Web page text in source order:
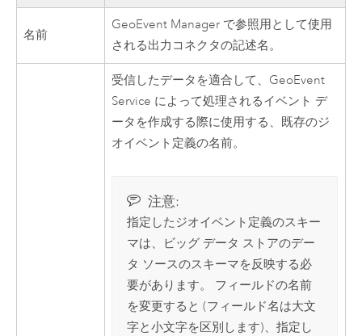
名前
GeoEvent Manager で参照用として使用
される出力コネクタの記述名。
受信したデータを適合して、GeoEvent
Service によって処理されるイベント デ
ータを作成する際に使用する、既存のジ
オイベント定義の名前。
注意:
指定したジオイベント定義のスキー
マは、ビッグ データ ストアのデー
タ ソースのスキーマを反映する必
要があります。 フィールドの名前
を変更すると (フィールド名は大文
字と小文字を区別します)、指定し